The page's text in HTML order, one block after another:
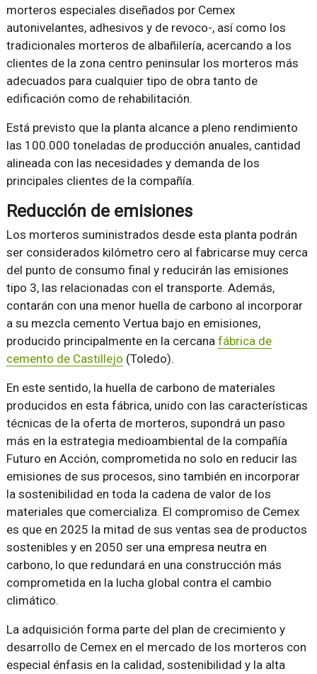
morteros especiales diseñados por Cemex
autonivelantes, adhesivos y de revoco-, así como los
tradicionales morteros de albañilería, acercando a los
clientes de la zona centro peninsular los morteros más
adecuados para cualquier tipo de obra tanto de
edificación como de rehabilitación.
Está previsto que la planta alcance a pleno rendimiento
las 100.000 toneladas de producción anuales, cantidad
alineada con las necesidades y demanda de los
principales clientes de la compañía.
Reducción de emisiones
Los morteros suministrados desde esta planta podrán
ser considerados kilómetro cero al fabricarse muy cerca
del punto de consumo final y reducirán las emisiones
tipo 3, las relacionadas con el transporte. Además,
contarán con una menor huella de carbono al incorporar
a su mezcla cemento Vertua bajo en emisiones,
producido principalmente en la cercana fábrica de
cemento de Castillejo (Toledo).
En este sentido, la huella de carbono de materiales
producidos en esta fábrica, unido con las características
técnicas de la oferta de morteros, supondrá un paso
más en la estrategia medioambiental de la compañía
Futuro en Acción, comprometida no solo en reducir las
emisiones de sus procesos, sino también en incorporar
la sostenibilidad en toda la cadena de valor de los
materiales que comercializa. El compromiso de Cemex
es que en 2025 la mitad de sus ventas sea de productos
sostenibles y en 2050 ser una empresa neutra en
carbono, lo que redundará en una construcción más
comprometida en la lucha global contra el cambio
climático.
La adquisición forma parte del plan de crecimiento y
desarrollo de Cemex en el mercado de los morteros con
especial énfasis en la calidad, sostenibilidad y la alta